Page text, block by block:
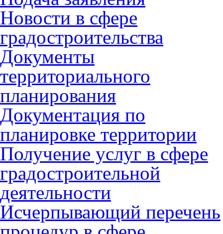
Новости в сфере
градостроительства
Документы
территориального
планирования
Документация по
планировке территории
Получение услуг в сфере
градостроительной
деятельности
Исчерпывающий перечень